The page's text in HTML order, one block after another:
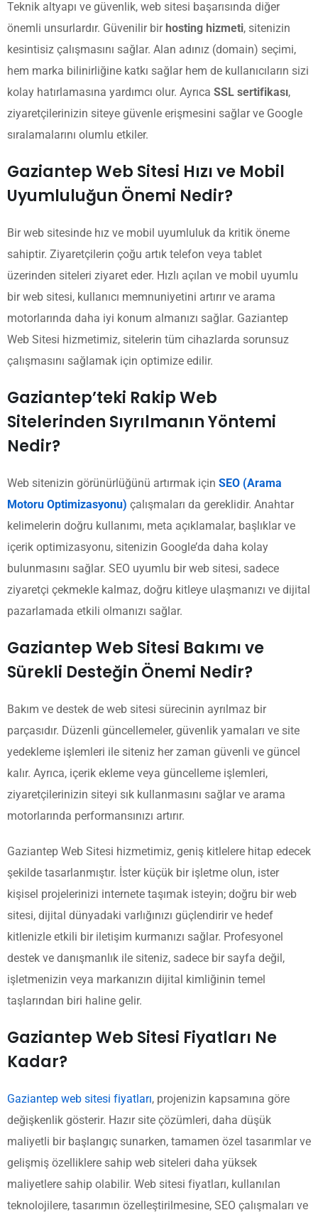
Teknik altyapı ve güvenlik, web sitesi başarısında diğer
önemli unsurlardır. Güvenilir birhosting hizmeti, sitenizin
kesintisiz çalışmasını sağlar. Alan adınız (domain) seçimi,
hem marka bilinirliğine katkı sağlar hem de kullanıcıların sizi
kolay hatırlamasına yardımcı olur. Ayrıca SSL sertifikası,
ziyaretçilerinizin siteye güvenle erişmesini sağlar ve Google
sıralamalarını olumlu etkiler.
Gaziantep Web Sitesi Hızı ve Mobil
Uyumluluğun Önemi Nedir?
Bir web sitesinde hız ve mobil uyumluluk da kritik öneme
sahiptir. Ziyaretçilerin çoğu artık telefon veya tablet
üzerinden siteleri ziyaret eder. Hızlı açılan ve mobil uyumlu
bir web sitesi, kullanıcı memnuniyetini artırır ve arama
motorlarında daha iyi konum almanızı sağlar. Gaziantep
Web Sitesi hizmetimiz, sitelerin tüm cihazlarda sorunsuz
çalışmasını sağlamak için optimize edilir.
Gaziantep’teki Rakip Web
Sitelerinden Sıyrılmanın Yöntemi
Nedir?
Web sitenizin görünürlüğünü artırmak için SEO (Arama
Motoru Optimizasyonu) çalışmaları da gereklidir. Anahtar
kelimelerin doğru kullanımı, meta açıklamalar, başlıklar ve
içerik optimizasyonu, sitenizin Google’da daha kolay
bulunmasını sağlar. SEO uyumlu bir web sitesi, sadece
ziyaretçi çekmekle kalmaz, doğru kitleye ulaşmanızı ve dijital
pazarlamada etkili olmanızı sağlar.
Gaziantep Web Sitesi Bakımı ve
Sürekli Desteğin Önemi Nedir?
Bakım ve destek de web sitesi sürecinin ayrılmaz bir
parçasıdır. Düzenli güncellemeler, güvenlik yamaları ve site
yedekleme işlemleri ile siteniz her zaman güvenli ve güncel
kalır. Ayrıca, içerik ekleme veya güncelleme işlemleri,
ziyaretçilerinizin siteyi sık kullanmasını sağlar ve arama
motorlarında performansınızı artırır.
Gaziantep Web Sitesi hizmetimiz, geniş kitlelere hitap edecek
şekilde tasarlanmıştır. İster küçük bir işletme olun, ister
kişisel projelerinizi internete taşımak isteyin; doğru bir web
sitesi, dijital dünyadaki varlığınızı güçlendirir ve hedef
kitlenizle etkili bir iletişim kurmanızı sağlar. Profesyonel
destek ve danışmanlık ile siteniz, sadece bir sayfa değil,
işletmenizin veya markanızın dijital kimliğinin temel
taşlarından biri haline gelir.
Gaziantep Web Sitesi Fiyatları Ne
Kadar?
Gaziantep web sitesi fiyatları, projenizin kapsamına göre
değişkenlik gösterir. Hazır site çözümleri, daha düşük
maliyetli bir başlangıç sunarken, tamamen özel tasarımlar ve
gelişmiş özelliklere sahip web siteleri daha yüksek
maliyetlere sahip olabilir. Web sitesi fiyatları, kullanılan
teknolojilere, tasarımın özelleştirilmesine, SEO çalışmaları ve